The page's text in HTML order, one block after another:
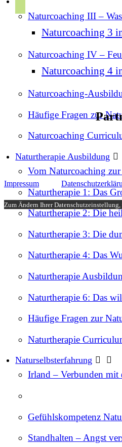
Naturcoaching III –
Naturcoaching 3
Naturcoaching IV –
Naturcoaching 4
Naturcoaching-
Häufige Fragen zur
Naturcoaching
Naturtherapie Ausbildung
Vom Naturcoaching
Naturtherapie 1: Das
Naturtherapie 2: Die
Naturtherapie 3: Die
Naturtherapie 4: Das
Naturtherapie
Naturtherapie 6: Das
Häufige Fragen zur
Naturtherapie
Naturselbsterfahrung
Irland – Verbunden mit
Gefühlskompetenz
Standhalten – Angst
a
b
o
Impressum
Zum Ändern Ihrer